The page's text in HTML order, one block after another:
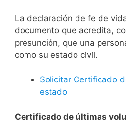
La declaración de fe de
documento que acredita,
presunción, que una
como su estado civil.
Solicitar Certificado
estado
Certificado de últimas